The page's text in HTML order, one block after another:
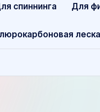
спиннинга Для
леска